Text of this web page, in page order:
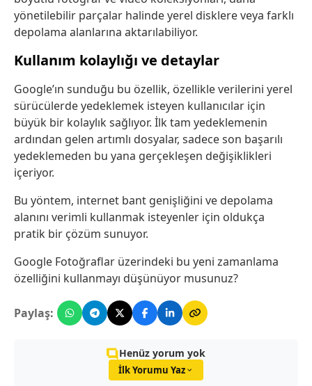
yönetilebilir parçalar halinde yerel disklere veya farklı
depolama alanlarına aktarılabiliyor.
Kullanım kolaylığı ve detaylar
Google’ın sunduğu bu özellik, özellikle verilerini yerel
sürücülerde yedeklemek isteyen kullanıcılar için
büyük bir kolaylık sağlıyor. İlk tam yedeklemenin
ardından gelen artımlı dosyalar, sadece son başarılı
yedeklemeden bu yana gerçekleşen değişiklikleri
içeriyor.
Bu yöntem, internet bant genişliğini ve depolama
alanını verimli kullanmak isteyenler için oldukça
pratik bir çözüm sunuyor.
Google Fotoğraflar üzerindeki bu yeni zamanlama
özelliğini kullanmayı düşünüyor musunuz?
Paylaş:
Henüz yorum yok
İlk Yorumu Yaz